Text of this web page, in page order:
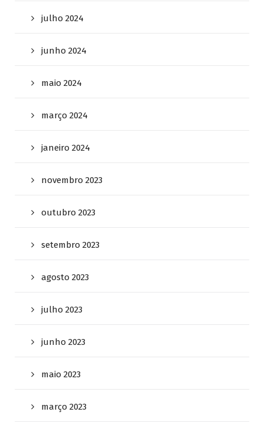
julho 2024
junho 2024
maio 2024
março 2024
janeiro 2024
novembro 2023
outubro 2023
setembro 2023
agosto 2023
julho 2023
junho 2023
maio 2023
março 2023